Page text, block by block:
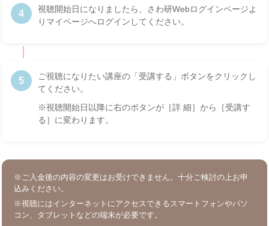
4
視聴開始日になりましたら、さわ研Webログインページよ
りマイページへログインしてください。
5
ご視聴になりたい講座の「受講する」ボタンをクリックし
てください。
※視聴開始日以降に右のボタンが［詳 細］から［受講す
る］に変わります。
※ご入金後の内容の変更はお受けできません。十分ご検討の上お申
込みください。
※視聴にはインターネットにアクセスできるスマートフォンやパソ
コン、タブレットなどの端末が必要です。